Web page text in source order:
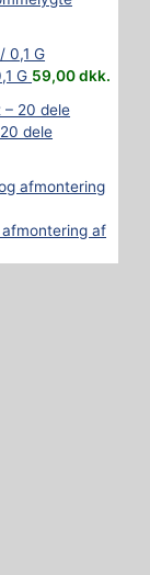
G 59,00dkk.
dele
af